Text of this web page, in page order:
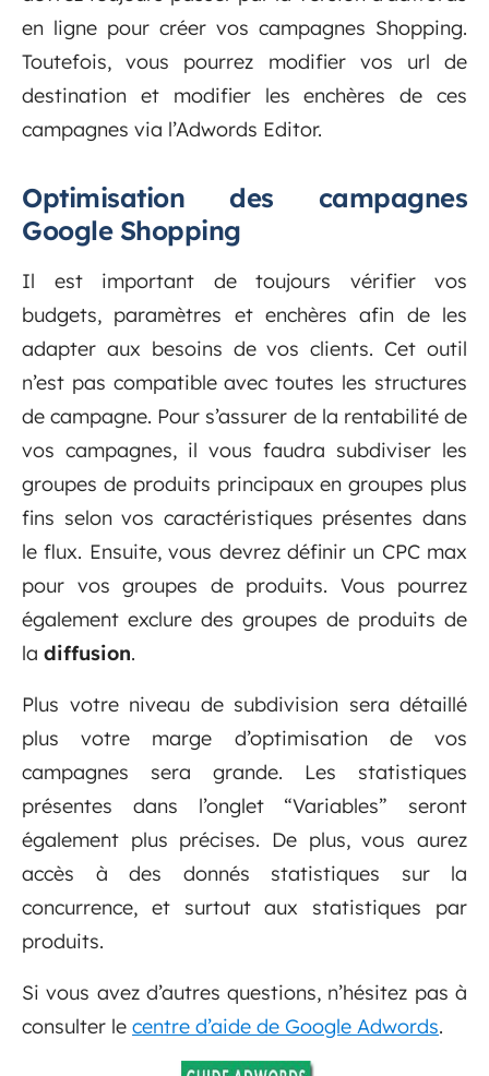
en ligne pour créer vos campagnes Shopping.
Toutefois, vous pourrez modifier vos url de
destination et modifier les enchères de ces
campagnes via l’Adwords Editor.
Optimisation des campagnes
Google Shopping
Il est important de toujours vérifier vos
budgets, paramètres et enchères afin de les
adapter aux besoins de vos clients. Cet outil
n’est pas compatible avec toutes les structures
de campagne. Pour s’assurer de la rentabilité de
vos campagnes, il vous faudra subdiviser les
groupes de produits principaux en groupes plus
fins selon vos caractéristiques présentes dans
le flux. Ensuite, vous devrez définir un CPC max
pour vos groupes de produits. Vous pourrez
également exclure des groupes de produits de
la diffusion.
Plus votre niveau de subdivision sera détaillé
plus votre marge d’optimisation de vos
campagnes sera grande. Les statistiques
présentes dans l’onglet “Variables” seront
également plus précises. De plus, vous aurez
accès à des donnés statistiques sur la
concurrence, et surtout aux statistiques par
produits.
Si vous avez d’autres questions, n’hésitez pas à
consulter le centre d’aide de Google Adwords.